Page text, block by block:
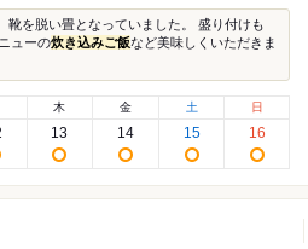
靴を脱い畳となっていました。 盛り付けも
ューの炊き込みご飯など美味しくいただきま
木
13
金
14
土
15
日
16